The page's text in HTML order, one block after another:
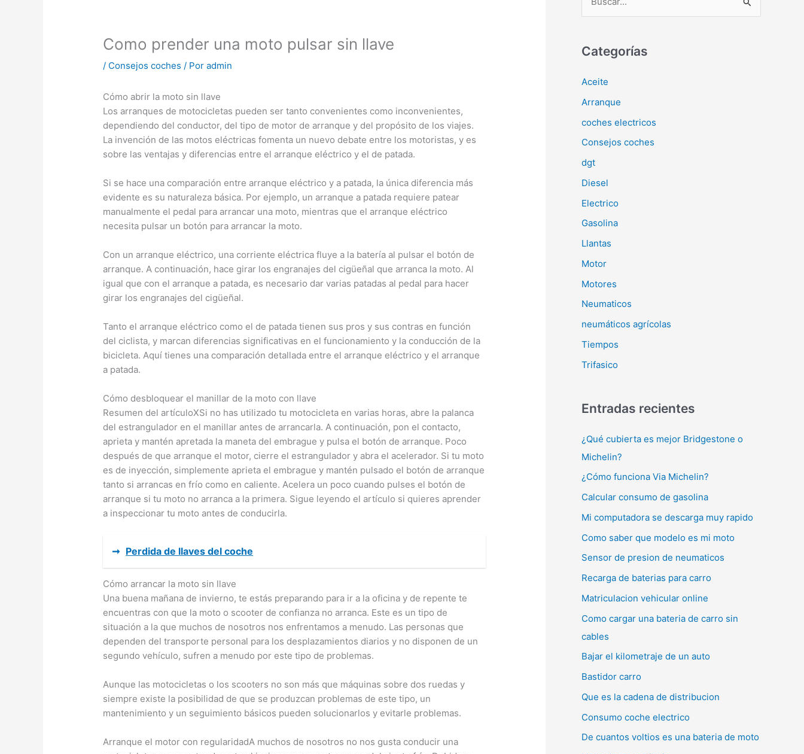
Como prender una moto pulsar sin llave
/ Consejos coches / Poradmin
Cómo abrir la moto sin llave
Los arranques de motocicletas pueden ser tanto convenientes como inconvenientes,
dependiendo del conductor, del tipo de motor de arranque y del propósito de los viajes.
La invención de las motos eléctricas fomenta un nuevo debate entre los motoristas, y es
sobre las ventajas y diferencias entre el arranque eléctrico y el de patada.
Si se hace una comparación entre arranque eléctrico y a patada, la única diferencia más
evidente es su naturaleza básica. Por ejemplo, un arranque a patada requiere patear
manualmente el pedal para arrancar una moto, mientras que el arranque eléctrico
necesita pulsar un botón para arrancar la moto.
Con un arranque eléctrico, una corriente eléctrica fluye a la batería al pulsar el botón de
arranque. A continuación, hace girar los engranajes del cigüeñal que arranca la moto. Al
igual que con el arranque a patada, es necesario dar varias patadas al pedal para hacer
girar los engranajes del cigüeñal.
Tanto el arranque eléctrico como el de patada tienen sus pros y sus contras en función
del ciclista, y marcan diferencias significativas en el funcionamiento y la conducción de la
bicicleta. Aquí tienes una comparación detallada entre el arranque eléctrico y el arranque
a patada.
Cómo desbloquear el manillar de la moto con llave
Resumen del artículoXSi no has utilizado tu motocicleta en varias horas, abre la palanca
del estrangulador en el manillar antes de arrancarla. A continuación, pon el contacto,
aprieta y mantén apretada la maneta del embrague y pulsa el botón de arranque. Poco
después de que arranque el motor, cierre el estrangulador y abra el acelerador. Si tu moto
es de inyección, simplemente aprieta el embrague y mantén pulsado el botón de arranque
tanto si arrancas en frío como en caliente. Acelera un poco cuando pulses el botón de
arranque si tu moto no arranca a la primera. Sigue leyendo el artículo si quieres aprender
a inspeccionar tu moto antes de conducirla.
➞ Perdida de llaves del coche
Cómo arrancar la moto sin llave
Una buena mañana de invierno, te estás preparando para ir a la oficina y de repente te
encuentras con que la moto o scooter de confianza no arranca. Este es un tipo de
situación a la que muchos de nosotros nos enfrentamos a menudo. Las personas que
dependen del transporte personal para los desplazamientos diarios y no disponen de un
segundo vehículo, sufren a menudo por este tipo de problemas.
Aunque las motocicletas o los scooters no son más que máquinas sobre dos ruedas y
siempre existe la posibilidad de que se produzcan problemas de este tipo, un
mantenimiento y un seguimiento básicos pueden solucionarlos y evitarle problemas.
Arranque el motor con regularidadA muchos de nosotros no nos gusta conducir una
c
r
p
o
r
Categorías
Aceite
Arranque
coches electricos
Consejos coches
dgt
Diesel
Electrico
Gasolina
Llantas
Motor
Motores
Neumaticos
neumáticos agrícolas
Tiempos
Trifasico
Entradas recientes
¿Qué cubierta es mejor Bridgestone o
Michelin?
¿Cómo funciona Via Michelin?
Calcular consumo de gasolina
Mi computadora se descarga muy rapido
Como saber que modelo es mi moto
Sensor de presion de neumaticos
Recarga de baterias para carro
Matriculacion vehicular online
Como cargar una bateria de carro sin
cables
Bajar el kilometraje de un auto
Bastidor carro
Que es la cadena de distribucion
Consumo coche electrico
De cuantos voltios es una bateria de moto